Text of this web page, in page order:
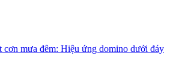
cơn mưa đêm: Hiệu ứng domino dưới đáy